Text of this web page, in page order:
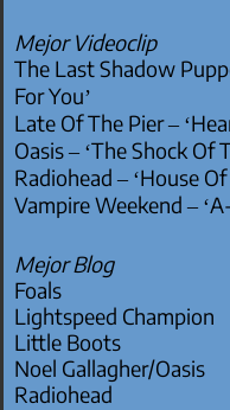
Mejor Videoclip
The Last Shadow
For You’
Late Of The Pier –
Oasis – ‘The Shock Of
Radiohead – ‘House Of
Vampire Weekend –
Mejor Blog
Foals
Lightspeed Champion
Little Boots
Noel Gallagher/Oasis
Radiohead